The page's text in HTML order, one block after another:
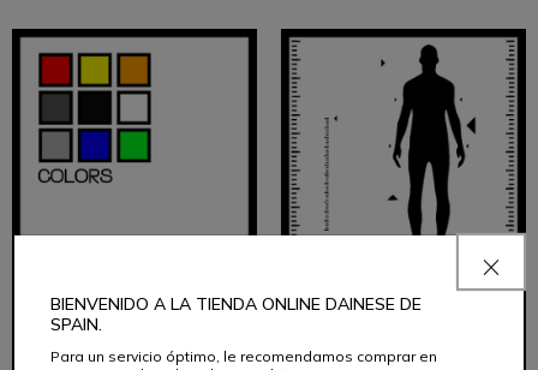
CUSTOM
CUSTOM
BIENVENIDO A LA TIENDA ONLINE DAINESE DE
SPAIN.
Para un servicio óptimo, le recomendamos comprar en